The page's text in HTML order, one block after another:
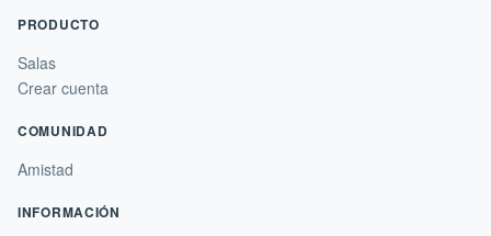
PRODUCTO
Salas
Crear cuenta
COMUNIDAD
Amistad
INFORMACIÓN